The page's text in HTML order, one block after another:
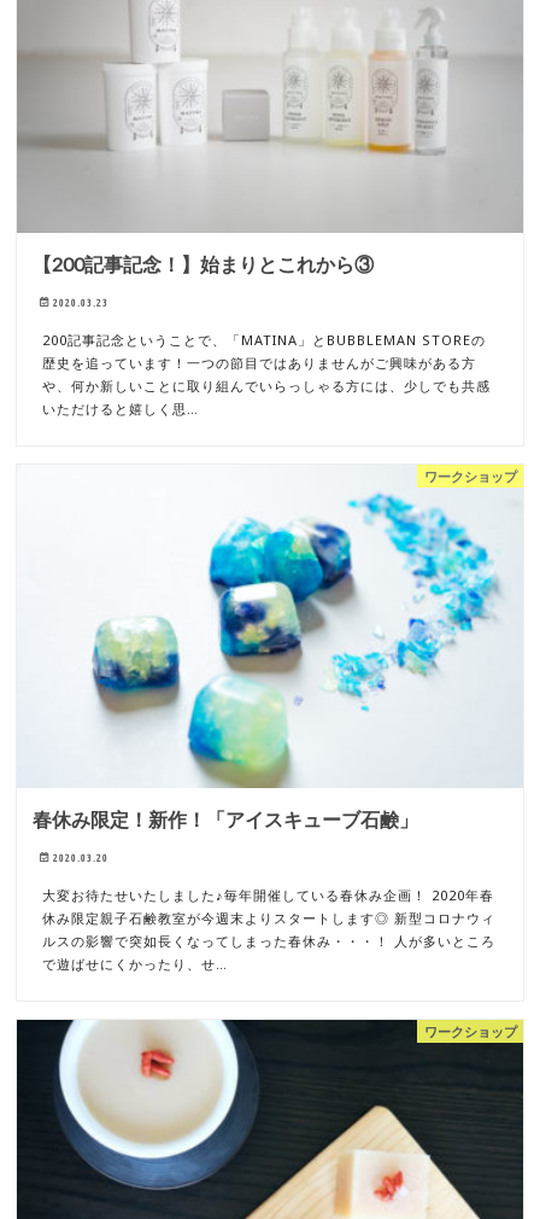
【200記事記念！】始まりとこれから③
2020.03.23
200記事記念ということで、「MATINA」とBUBBLEMAN STOREの
歴史を追っています！一つの節目ではありませんがご興味がある方
や、何か新しいことに取り組んでいらっしゃる方には、少しでも共感
いただけると嬉しく思…
ワークショップ
春休み限定！新作！「アイスキューブ石鹸」
2020.03.20
大変お待たせいたしました♪毎年開催している春休み企画！ 2020年春
休み限定親子石鹸教室が今週末よりスタートします◎ 新型コロナウィ
ルスの影響で突如長くなってしまった春休み・・・！ 人が多いところ
で遊ばせにくかったり、せ…
ワークショップ